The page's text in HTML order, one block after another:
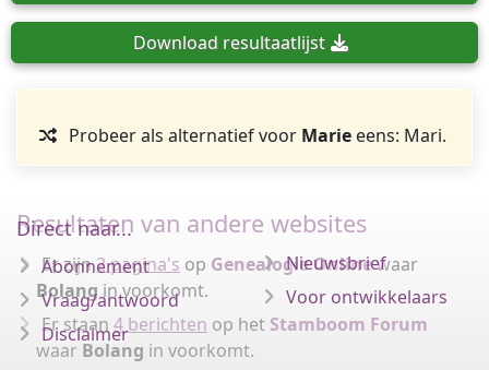
Download resultaatlijst
Probeer als alternatief voor Marieeens: Mari.
Resultaten van andere websites
Er zijn2 pagina's op Genealogie Onlinewaar
Bolang in voorkomt.
Er staan 4 berichten op het Stamboom Forum
waar Bolang in voorkomt.
Direct naar...
Abonnement
Vraag/antwoord
Disclaimer
Nieuwsbrief
Voor ontwikkelaars